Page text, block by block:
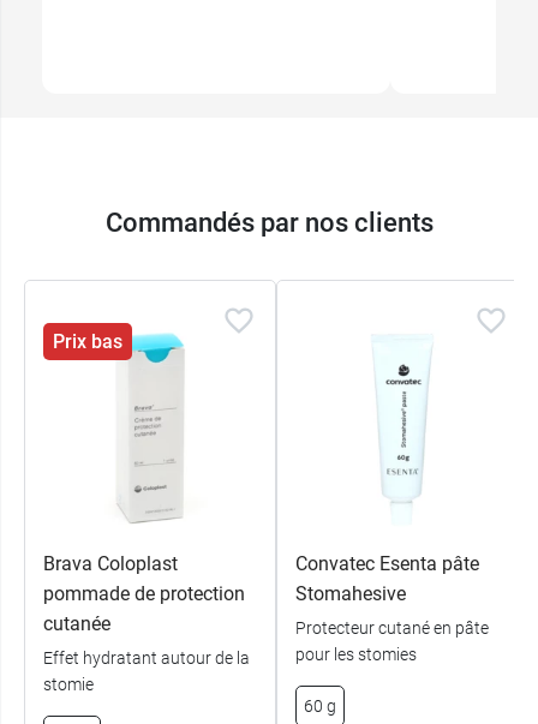
Commandés par nos clients
Prix bas
Brava Coloplast
pommade de protection
cutanée
Effet hydratant autour de la
stomie
Convatec Esenta pâte
Stomahesive
Protecteur cutané en pâte
pour les stomies
60 g